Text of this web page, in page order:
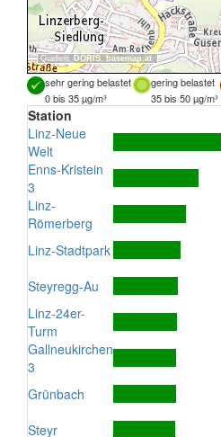
Quellen: DORIS, basemap.at
sehr gering belastet gering belastet
0 bis 35 µg/m³
35 bis 50 µg/m³
Station
Linz-Neue
Welt
Enns-Kristein
3
Linz-
Römerberg
Linz-Stadtpark
Steyregg-Au
Linz-24er-
Turm
Gallneukirchen
3
Grünbach
Steyr